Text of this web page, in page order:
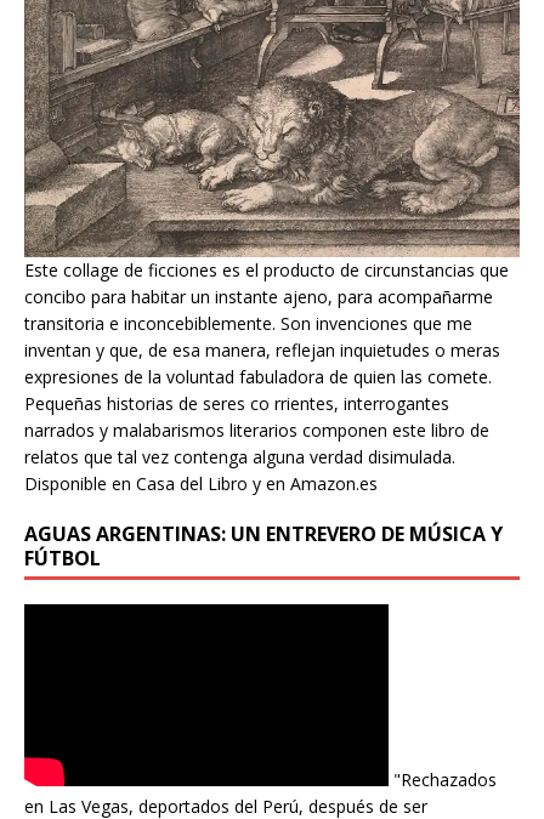
Este collage de ficciones es el producto de circunstancias que
concibo para habitar un instante ajeno, para acompañarme
transitoria e inconcebiblemente. Son invenciones que me
inventan y que, de esa manera, reflejan inquietudes o meras
expresiones de la voluntad fabuladora de quien las comete.
Pequeñas historias de seres co rrientes, interrogantes
narrados y malabarismos literarios componen este libro de
relatos que tal vez contenga alguna verdad disimulada.
Disponible en Casa del Libro y en Amazon.es
AGUAS ARGENTINAS: UN ENTREVERO DE MÚSICA Y
FÚTBOL
"Rechazados
en Las Vegas, deportados del Perú, después de ser